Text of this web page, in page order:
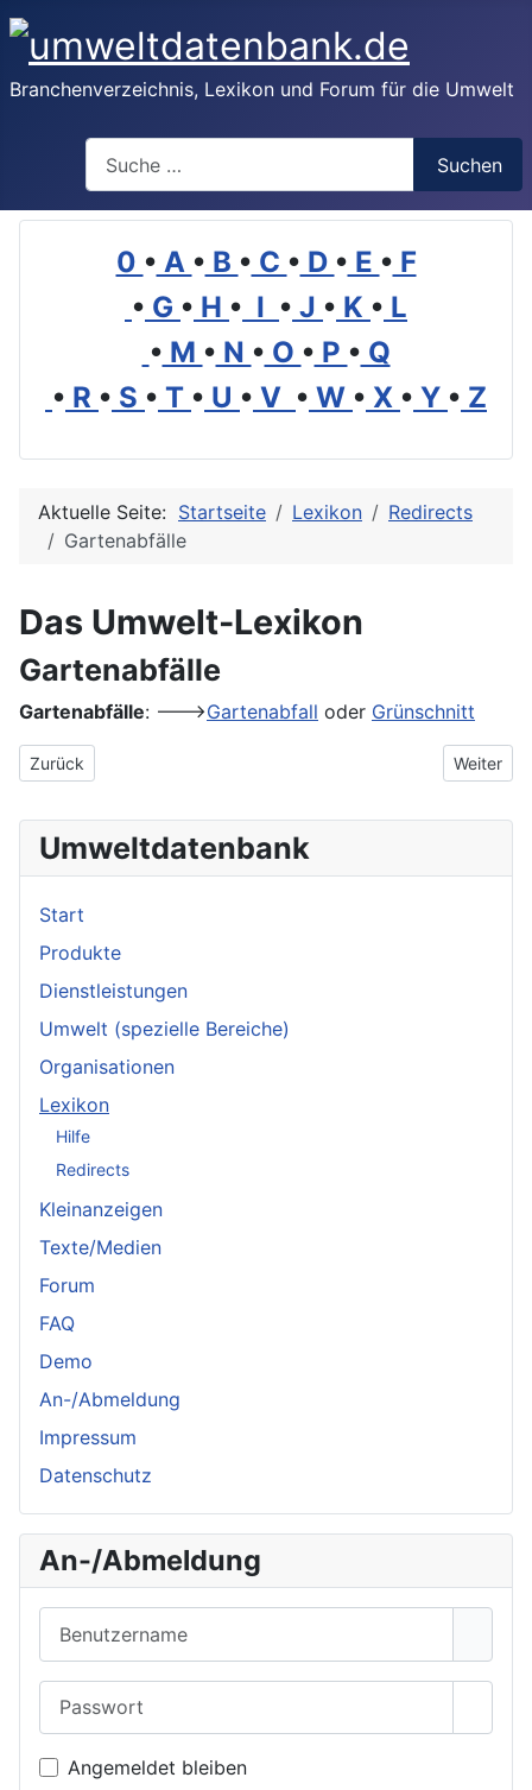
Branchenverzeichnis, Lexikon und Forum für die Umwelt
Suchen
0 • A • B • C • D • E • F
• G • H • I • J • K • L
• M • N • O • P • Q
• R • S • T • U • V • W • X • Y • Z
Aktuelle Seite: Startseite Lexikon
Redirects
Gartenabfälle
Das Umwelt-Lexikon
Gartenabfälle
Gartenabfälle: --->Gartenabfall oder Grünschnitt
Vorheriger Beitrag: FSC
Zurück Nächster
Weiter
Umweltdatenbank
Start
Produkte
Dienstleistungen
Umwelt (spezielle Bereiche)
Organisationen
Lexikon
Hilfe
Redirects
Kleinanzeigen
Texte/Medien
Forum
FAQ
Demo
An-/Abmeldung
Impressum
Datenschutz
An-/Abmeldung
Angemeldet bleiben